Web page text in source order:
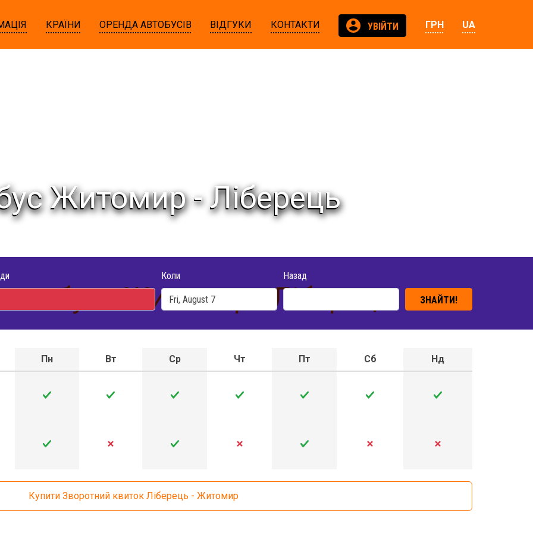
КРАЇНИ ОРЕНДА АВТОБУСІВ ВІДГУКИ КОНТАКТИ УВІЙТИ ГРН UA
Житомир - Ліберець
Коли Назад
ЗНАЙТИ!
Житомир - Ліберець
Пн Вт Ср Чт Пт Сб Нд
Купити Зворотний квиток Ліберець - Житомир